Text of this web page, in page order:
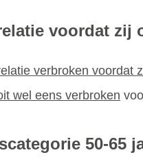
voordat zij
verbroken voordat
wel eens verbroken
50-65